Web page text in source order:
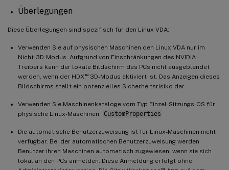
Überlegungen
Diese Überlegungen sind spezifisch für den Linux VDA:
Verwenden Sie auf physischen Maschinen den Linux VDA nur im
Nicht-3D-Modus. Aufgrund von Einschränkungen des NVIDIA-
Treibers kann der lokale Bildschirm des PCs nicht ausgeblendet
werden, wenn der HDX ™3D-Modus aktiviert ist. Das Anzeigen dieses
Bildschirms stellt ein potenzielles Sicherheitsrisiko dar.
Verwenden Sie Maschinenkataloge vom Typ Einzel-Sitzungs-OS für
physische Linux-Maschinen.
CustomProperties
Die automatische Benutzerzuweisung ist für Linux-Maschinen nicht
verfügbar. Bei der automatischen Benutzerzuweisung werden
Benutzer ihren Maschinen automatisch zugewiesen, wenn sie sich
lokal an den PCs anmelden. Diese Anmeldung erfolgt ohne
™